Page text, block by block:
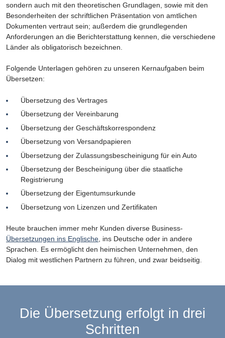
sondern auch mit den theoretischen Grundlagen, sowie mit den
Besonderheiten der schriftlichen Präsentation von amtlichen
Dokumenten vertraut sein; außerdem die grundlegenden
Anforderungen an die Berichterstattung kennen, die verschiedene
Länder als obligatorisch bezeichnen.
Folgende Unterlagen gehören zu unseren Kernaufgaben beim
Übersetzen:
Übersetzung des Vertrages
Übersetzung der Vereinbarung
Übersetzung der Geschäftskorrespondenz
Übersetzung von Versandpapieren
Übersetzung der Zulassungsbescheinigung für ein Auto
Übersetzung der Bescheinigung über die staatliche
Registrierung
Übersetzung der Eigentumsurkunde
Übersetzung von Lizenzen und Zertifikaten
Heute brauchen immer mehr Kunden diverse Business-
Übersetzungen ins Englische, ins Deutsche oder in andere
Sprachen. Es ermöglicht den heimischen Unternehmen, den
Dialog mit westlichen Partnern zu führen, und zwar beidseitig.
Die Übersetzung erfolgt in drei
Schritten